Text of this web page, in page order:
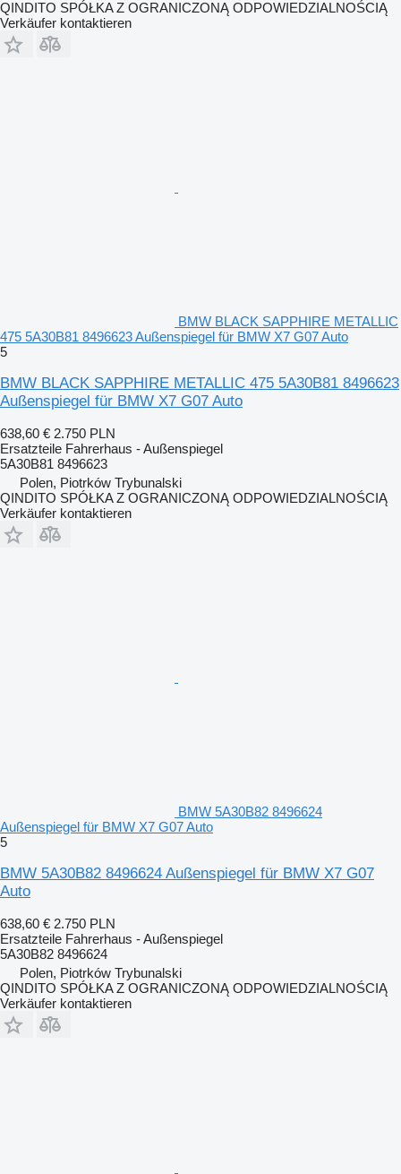
QINDITO SPÓŁKA Z OGRANICZONĄ ODPOWIEDZIALNOŚCIĄ
Verkäufer kontaktieren
BMW BLACK SAPPHIRE METALLIC
475 5A30B81 8496623 Außenspiegel für BMW X7 G07 Auto
5
BMW BLACK SAPPHIRE METALLIC 475 5A30B81 8496623
Außenspiegel für BMW X7 G07 Auto
638,60 € 2.750 PLN
Ersatzteile Fahrerhaus - Außenspiegel
5A30B81 8496623
Polen, Piotrków Trybunalski
QINDITO SPÓŁKA Z OGRANICZONĄ ODPOWIEDZIALNOŚCIĄ
Verkäufer kontaktieren
BMW 5A30B82 8496624
Außenspiegel für BMW X7 G07 Auto
5
BMW 5A30B82 8496624 Außenspiegel für BMW X7 G07
Auto
638,60 € 2.750 PLN
Ersatzteile Fahrerhaus - Außenspiegel
5A30B82 8496624
Polen, Piotrków Trybunalski
QINDITO SPÓŁKA Z OGRANICZONĄ ODPOWIEDZIALNOŚCIĄ
Verkäufer kontaktieren